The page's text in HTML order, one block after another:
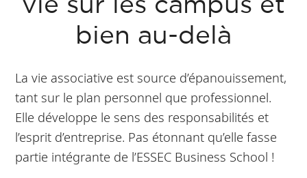
vie sur les campus et
bien au-delà
La vie associative est source d’épanouissement,
tant sur le plan personnel que professionnel.
Elle développe le sens des responsabilités et
l’esprit d’entreprise. Pas étonnant qu’elle fasse
partie intégrante de l’ESSEC Business School !